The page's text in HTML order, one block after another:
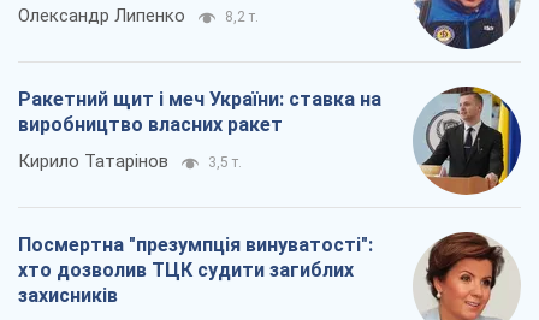
Олександр Липенко 8,2 т.
Ракетний щит і меч України: ставка на
виробництво власних ракет
Кирило Татарінов 3,5 т.
Посмертна "презумпція винуватості":
хто дозволив ТЦК судити загиблих
захисників